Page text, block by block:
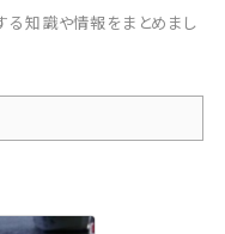
る知識や情報をまとめまし